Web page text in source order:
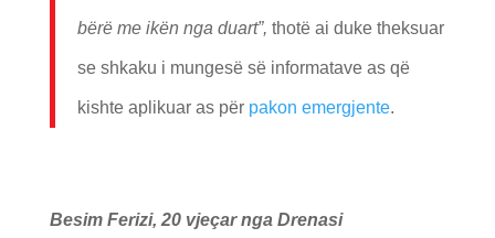
bërë me ikën nga duart”, thotë ai duke theksuar
se shkaku i mungesë së informatave as që
kishte aplikuar as për pakon emergjente.
Besim Ferizi, 20 vjeçar nga Drenasi